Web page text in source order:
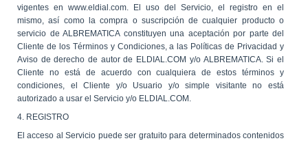
vigentes en www.eldial.com. El uso del Servicio, el registro en el
mismo, así como la compra o suscripción de cualquier producto o
servicio de ALBREMATICA constituyen una aceptación por parte del
Cliente de los Términos y Condiciones, a las Políticas de Privacidad y
Aviso de derecho de autor de ELDIAL.COM y/o ALBREMATICA. Si el
Cliente no está de acuerdo con cualquiera de estos términos y
condiciones, el Cliente y/o Usuario y/o simple visitante no está
autorizado a usar el Servicio y/o ELDIAL.COM.
4. REGISTRO
El acceso al Servicio puede ser gratuito para determinados contenidos